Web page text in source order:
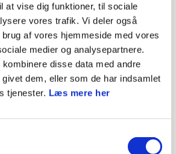
at vise dig funktioner, til sociale
vores trafik. Vi deler også
af vores hjemmeside med vores
medier og analysepartnere.
disse data med andre
dem, eller som de har indsamlet
tjenester. Læs mere her
ledere ud af, at det muligt at søge
(ca. 40.000 kr.) og tage på
Biavlerforening.
bi-gård på spejdergrunden, og
netop skudt i gang med deres
gået godt, og spejderne synes,